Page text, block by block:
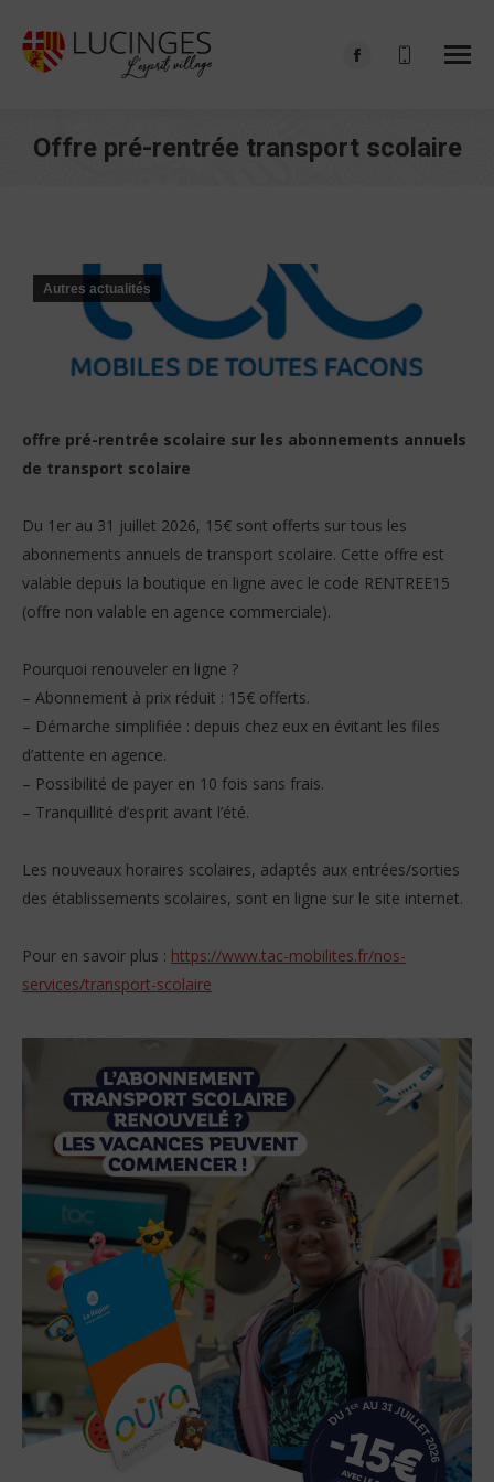
Facebook
in
Offre pré-rentrée transport scolaire
Autres actualités
offre pré-rentrée scolaire sur les abonnements annuels
de transport scolaire
Du 1er au 31 juillet 2026, 15€ sont offerts sur tous les
abonnements annuels de transport scolaire. Cette offre est
valable depuis la boutique en ligne avec le code RENTREE15
(offre non valable en agence commerciale).
Pourquoi renouveler en ligne ?
– Abonnement à prix réduit : 15€ offerts.
– Démarche simplifiée : depuis chez eux en évitant les files
d’attente en agence.
– Possibilité de payer en 10 fois sans frais.
– Tranquillité d’esprit avant l’été.
Les nouveaux horaires scolaires, adaptés aux entrées/sorties
des établissements scolaires, sont en ligne sur le site internet.
Pour en savoir plus : https://www.tac-mobilites.fr/nos-
services/transport-scolaire